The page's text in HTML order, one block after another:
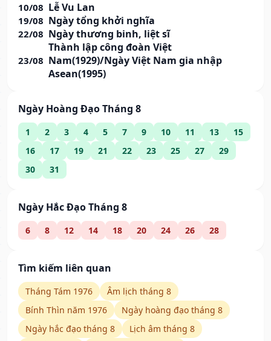
10/08 Lễ Vu Lan
19/08 Ngày tổng khởi nghĩa
22/08 Ngày thương binh, liệt sĩ
23/08
Thành lập công đoàn Việt
Nam(1929)/Ngày Việt Nam gia nhập
Asean(1995)
Ngày Hoàng Đạo Tháng 8
1 2 3 4 5 7 9 10 11 13
15
16
17 19 21 22 23 25 27
29
30
31
Ngày Hắc Đạo Tháng 8
6 8 12 14 18 20 24 26 28
Tìm kiếm liên quan
Tháng Tám 1976
Âm lịch tháng 8
Bính Thìn năm 1976
Ngày hoàng đạo tháng 8
Ngày hắc đạo tháng 8
Lịch âm tháng 8